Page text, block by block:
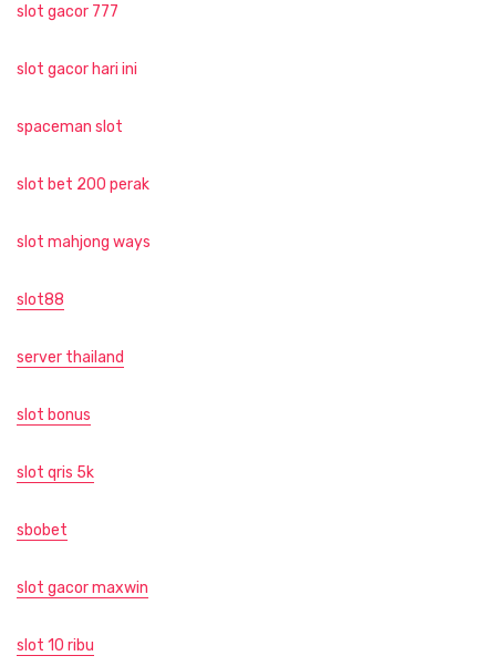
slot gacor 777
slot gacor hari ini
spaceman slot
slot bet 200 perak
slot mahjong ways
slot88
server thailand
slot bonus
slot qris 5k
sbobet
slot gacor maxwin
slot 10 ribu